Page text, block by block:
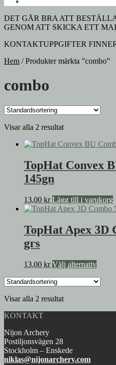
DET GÅR BRA ATT
GENOM ATT SKICKA ETT
KONTAKTUPPGIFTER
Hem /Produkter märkta ”combo”
combo
Visar alla 2 resultat
TopHat Convex
145gn
13,00 kr Lägg till i varukorg
TopHat Apex 3D
grs
13,00 kr Välj alternativDen
Visar alla 2 resultat
KONTAKT
Nijon Archery
Postiljonsvägen 28
Stockholm – Enskede
niklas@nijonarchery.com